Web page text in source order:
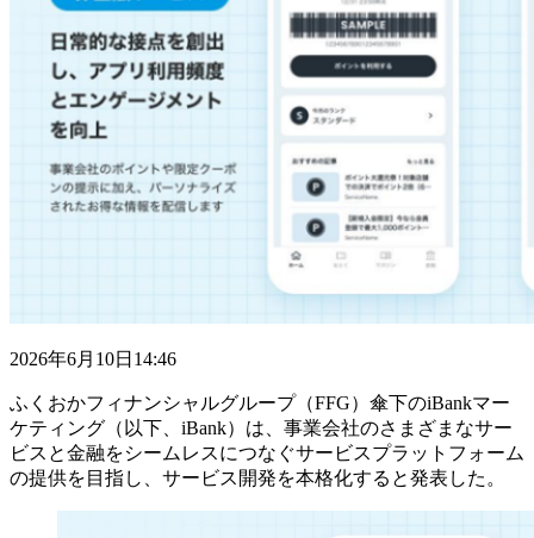
2026年6月10日14:46
ふくおかフィナンシャルグループ（FFG）傘下のiBankマー
ケティング（以下、iBank）は、事業会社のさまざまなサー
ビスと金融をシームレスにつなぐサービスプラットフォーム
の提供を目指し、サービス開発を本格化すると発表した。